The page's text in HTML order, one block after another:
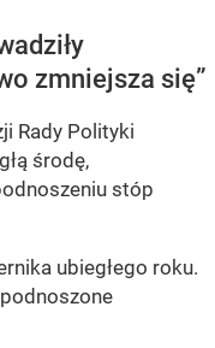
zmniejsza się”
Rady Polityki
środę,
stóp
ubiegłego roku.